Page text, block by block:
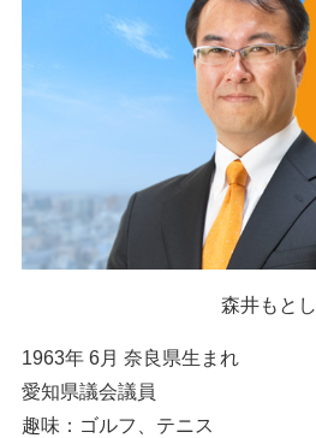
森井もとし
1963年 6月 奈良県生まれ
愛知県議会議員
趣味：ゴルフ、テニス